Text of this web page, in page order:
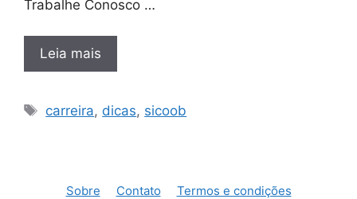
Trabalhe Conosco …
Leia mais
Tags
carreira, dicas, sicoob
Sobre Contato
Termos e condições